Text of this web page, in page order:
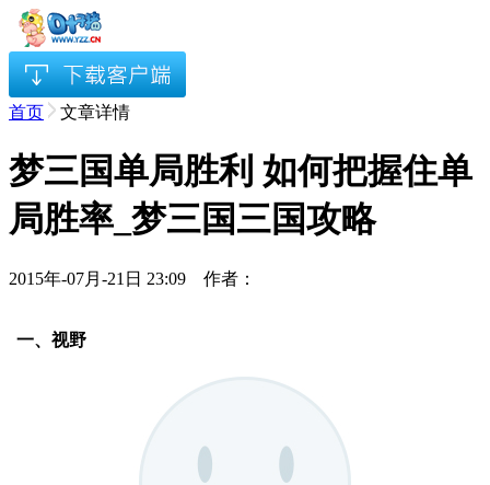
首页 文章详情
梦三国单局胜利 如何把握住单
局胜率_梦三国三国攻略
2015年-07月-21日 23:09 作者：
一、视野